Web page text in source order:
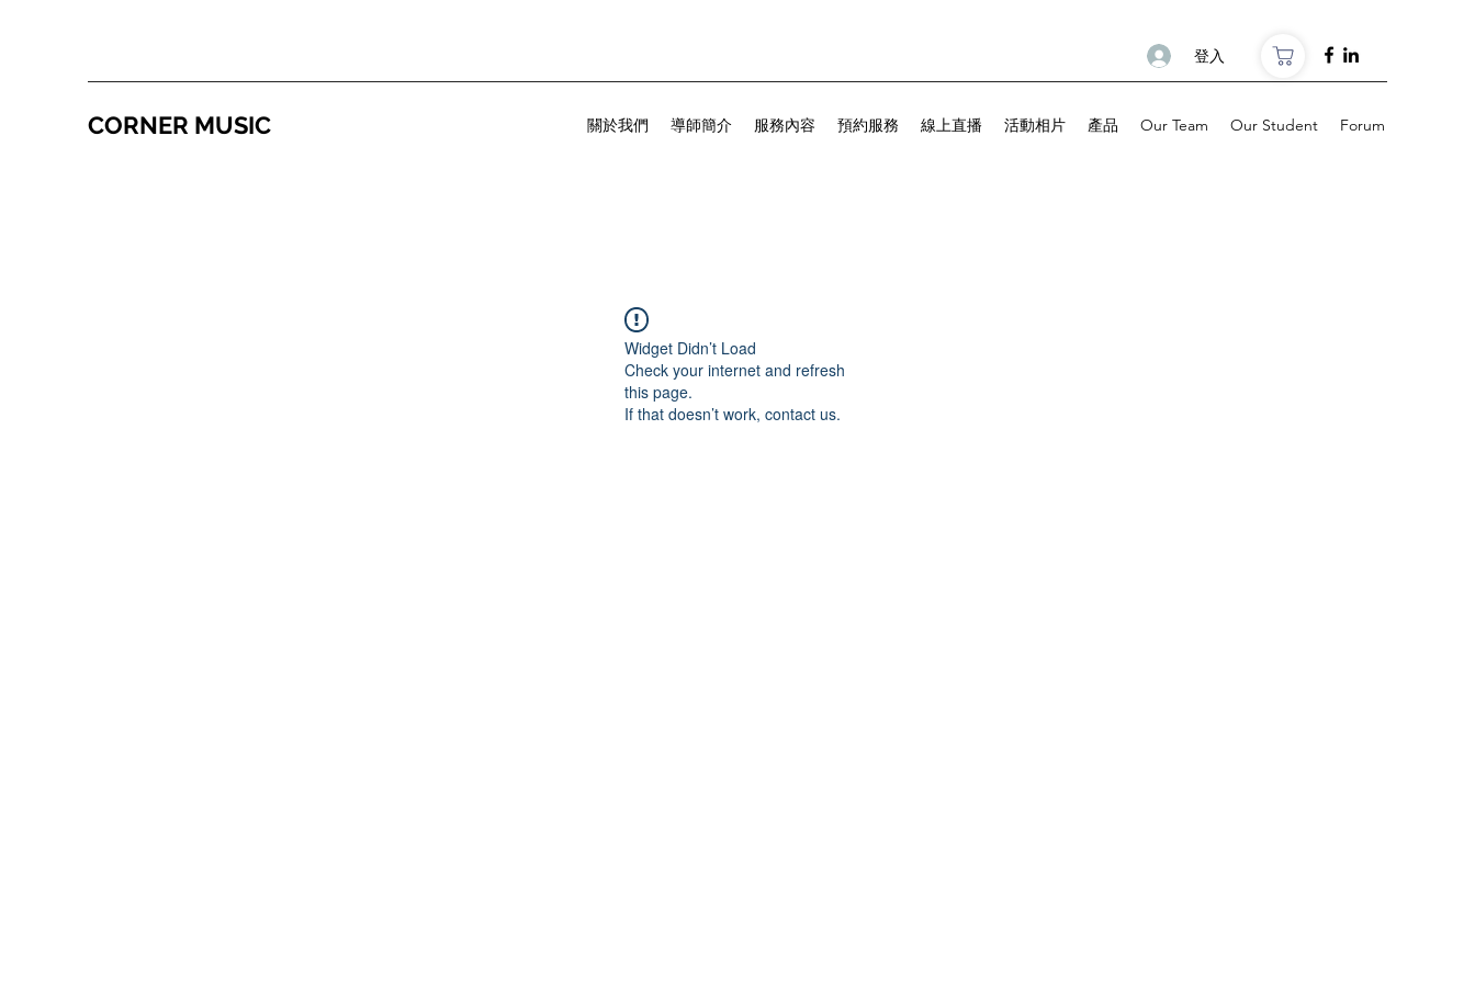
登入
CORNER MUSIC 關於我們 導師簡介 服務內容 預約服務 線上直播 活動相片 產品 Our Team Our Student Forum
Widget Didn’t Load
Check your internet and refresh
this page.
If that doesn’t work, contact us.